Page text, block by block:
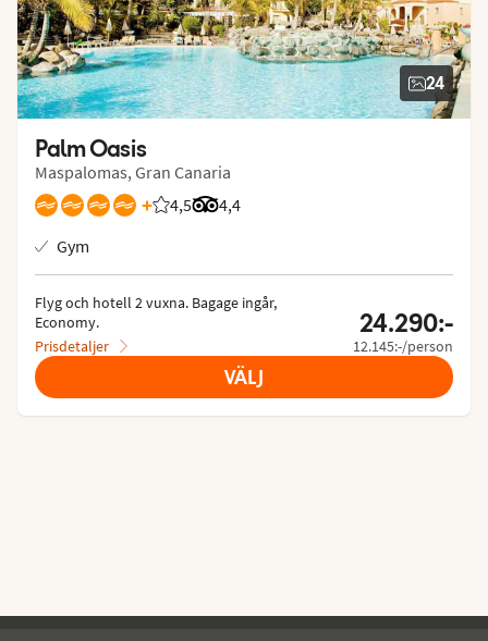
24
Palm Oasis
Maspalomas, Gran Canaria
+ 4,5
Betyg från Vings gäster: 4.509/5
4,4
Betyg från Tripadvisor: 4.4 of 5
Gym
Flyg och hotell 2 vuxna. Bagage ingår,
Economy.
Prisdetaljer
24.290:-
12.145:-/person
VÄLJ